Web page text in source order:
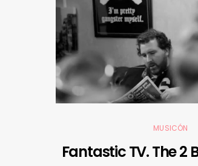
MUSICÓN
Fantastic TV. The 2